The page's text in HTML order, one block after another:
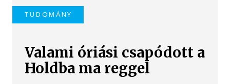
TUDOMÁNY
Valami óriási csapódott a
Holdba ma reggel